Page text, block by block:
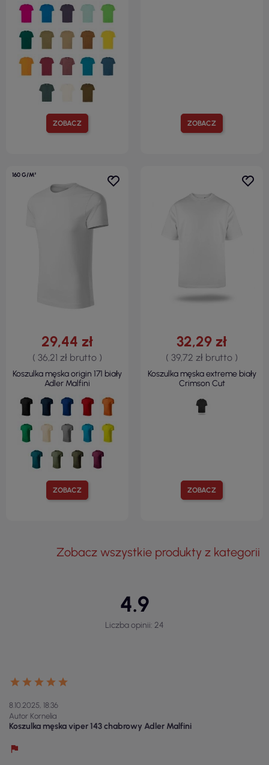
ZOBACZ ZOBACZ
160 G/M²
ZOBACZ
29,44 zł
( 36,21 zł brutto )
Koszulka męska origin 171 biały
Adler Malfini
ZOBACZ
32,29 zł
( 39,72 zł brutto )
Koszulka męska extreme biały
Crimson Cut
Zobacz wszystkie produkty z kategorii
4.9
Liczba opinii: 24
8.10.2025, 18:36
Autor Kornelia
Koszulka męska viper 143 chabrowy Adler Malfini